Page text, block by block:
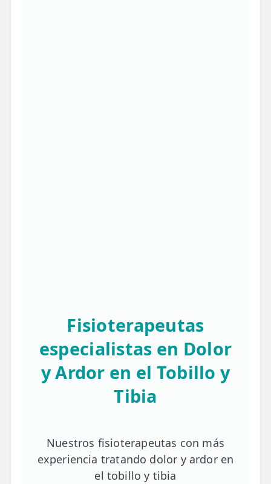
Fisioterapeutas
especialistas en Dolor
y Ardor en el Tobillo y
Tibia
Nuestros fisioterapeutas con más
experiencia tratando dolor y ardor en
el tobillo y tibia